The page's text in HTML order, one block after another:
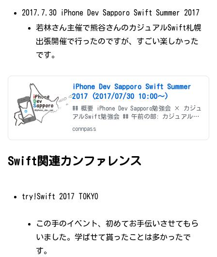
2017.7.30 iPhone Dev Sapporo Swift Summer 2017
若林さん主催で熊谷さんのカジュアルSwift札幌
出張開催で行ったのですが、すごい楽しかった
です。
iPhone Dev Sapporo Swift Summer
2017 (2017/07/30 10:00〜)
## 概要 iPhone Dev Sapporo勉強会 × カジュ
アルSwift勉強会 ## 午前の部: カジュアル
は、カジュアルSwift勉強会がdevsapにおじゃ
まさ
connpass
Swift関連カンファレンス
try!Swift 2017 TOKYO
この手のイベント、初めてお手伝いさせてもら
いました。学ばせて貰ったことは多かったで
す。